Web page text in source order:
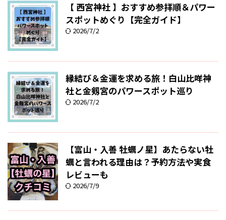
【 西宮神社 】おすすめ参拝順＆パワー
スポットめぐり【完全ガイド】
2026/7/2
縁結び＆金運を求める旅！白山比咩神
社と金剱宮のパワースポット巡り
2026/7/2
【富山・入善 牡蠣ノ星】あたらない牡
蠣と言われる理由は？予約方法や実食
レビューも
2026/7/9